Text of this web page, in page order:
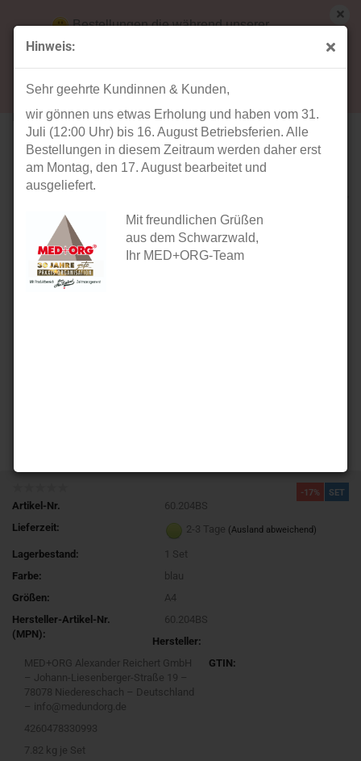
Hinweis:
Sehr geehrte Kundinnen & Kunden,
wir gönnen uns etwas Erholung und haben vom 31.
Juli (12:00 Uhr) bis 16. August Betriebsferien. Alle
Bestellungen in diesem Zeitraum werden daher erst
am Montag, den 17. August bearbeitet und
ausgeliefert.
Mit freundlichen Grüßen
aus dem Schwarzwald,
Ihr MED+ORG-Team
Bestellungen die während unserer
Betriebsferien (31. Juli ab 12:00 Uhr bis 16.
Artikel in dieser Kategorie
MED+ORG Set Karteimappe A4 Standard (blau)
-17% SET
Artikel-Nr.
60.204BS
Lieferzeit:
2-3 Tage (Ausland abweichend)
Lagerbestand:
Set
Farbe:
blau
Größen:
A4
Hersteller-Artikel-Nr.
(MPN):
60.204BS
Hersteller:
MED+ORG Alexander Reichert GmbH
– Johann-Liesenberger-Straße 19 –
78078 Niedereschach – Deutschland
– info@medundorg.de
GTIN:
4260478330993
7.82 kg je Set